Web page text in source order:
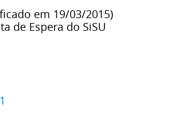
em 19/03/2015)
de Espera do SiSU